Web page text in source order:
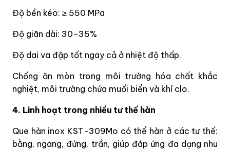
Độ bền kéo: ≥ 550 MPa
Độ giãn dài: 30–35%
Độ dai va đập tốt ngay cả ở nhiệt độ thấp.
Chống ăn mòn trong môi trường hóa chất khắc
nghiệt, môi trường chứa muối biển và khí clo.
4. Linh hoạt trong nhiều tư thế hàn
Que hàn inox KST-309Mo có thể hàn ở các tư thế:
bằng, ngang, đứng, trần, giúp đáp ứng đa dạng nhu